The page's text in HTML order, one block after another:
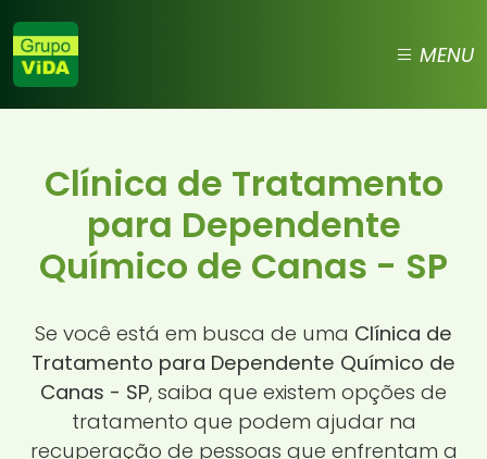
MENU
Clínica de Tratamento
para Dependente
Químico de Canas - SP
Se você está em busca de uma Clínica de
Tratamento para Dependente Químico de
Canas - SP, saiba que existem opções de
tratamento que podem ajudar na
recuperação de pessoas que enfrentam a